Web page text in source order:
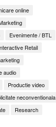
online
Evenimente / BTL
Retail
audio
Productie video
neconventionala
Research